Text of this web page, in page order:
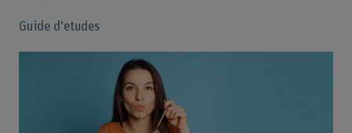
Guide d'etudes